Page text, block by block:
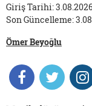
Giriş Tarihi:
Son Güncelleme:
Ömer Beyoğlu